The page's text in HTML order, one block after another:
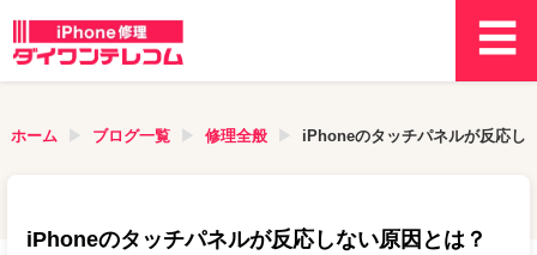
ホーム ブログ一覧 修理全般 iPhoneのタッチパネルが反応し
iPhoneのタッチパネルが反応しない原因とは？